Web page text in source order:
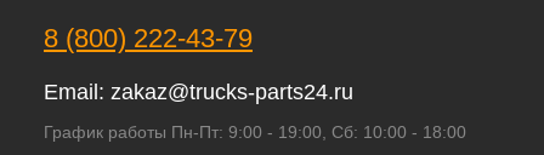
8 (800) 222-43-79
Email: zakaz@trucks-parts24.ru
График работы Пн-Пт: 9:00 - 19:00, Сб: 10:00 - 18:00